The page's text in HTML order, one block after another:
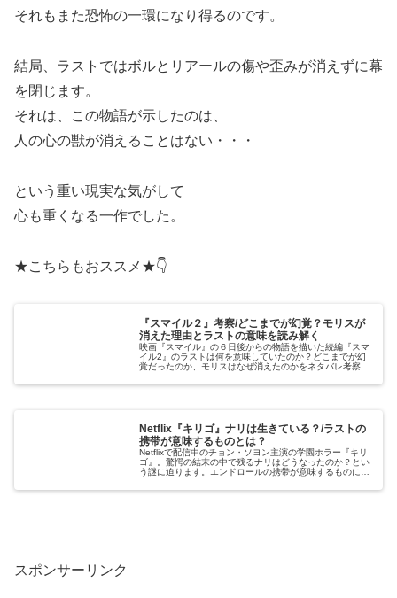
それもまた恐怖の一環になり得るのです。
結局、ラストではボルとリアールの傷や歪みが消えずに幕
を閉じます。
それは、この物語が示したのは、
人の心の獣が消えることはない・・・
という重い現実な気がして
心も重くなる一作でした。
★こちらもおススメ★👇
『スマイル２』考察/どこまでが幻覚？モリスが
消えた理由とラストの意味を読み解く
映画『スマイル』の６日後からの物語を描いた続編『スマ
イル2』のラストは何を意味していたのか？どこまでが幻
覚だったのか、モリスはなぜ消えたのかをネタバレ考察。
Netflix『キリゴ』ナリは生きている？/ラストの
携帯が意味するものとは？
Netflixで配信中のチョン・ソヨン主演の学園ホラー『キリ
ゴ』。驚愕の結末の中で残るナリはどうなったのか？とい
う謎に迫ります。エンドロールの携帯が意味するものにつ
スポンサーリンク